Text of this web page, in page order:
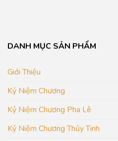
DANH MỤC SẢN PHẨM
Giới Thiệu
Kỷ Niệm Chương
Kỷ Niệm Chương Pha Lê
Kỷ Niệm Chương Thủy Tinh